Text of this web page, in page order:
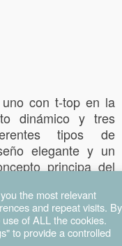
con t-top en la
dinámico y tres
tipos de
ño elegante y un
principa del
con un gran
un t-top (opcional)
que el área
the most relevant
and repeat visits. By
of ALL the cookies.
to provide a controlled